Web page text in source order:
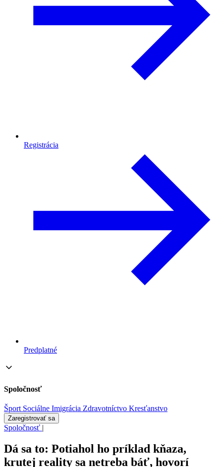
Registrácia
Predplatné
Spoločnosť
Šport Sociálne Imigrácia Zdravotníctvo Kresťanstvo
Zaregistrovať sa
Spoločnosť |
Dá sa to: Potiahol ho príklad kňaza,
krutej reality sa netreba báť, hovorí